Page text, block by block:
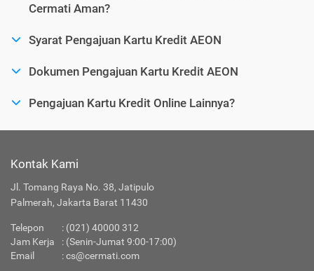
Cermati Aman?
Syarat Pengajuan Kartu Kredit AEON
Dokumen Pengajuan Kartu Kredit AEON
Pengajuan Kartu Kredit Online Lainnya?
Kontak Kami
Jl. Tomang Raya No. 38, Jatipulo
Palmerah, Jakarta Barat 11430
Telepon : (021) 40000 312
Jam Kerja
: (Senin-Jumat 9:00-17:00)
Email
:cs@cermati.com